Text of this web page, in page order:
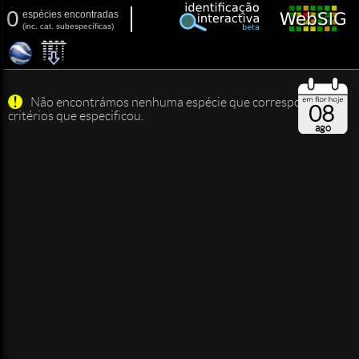
0 espécies encontradas
(inc. cat. subespecíficas)
08
ago
Não encontrámos nenhuma espécie que corresponda aos
critérios que especificou.